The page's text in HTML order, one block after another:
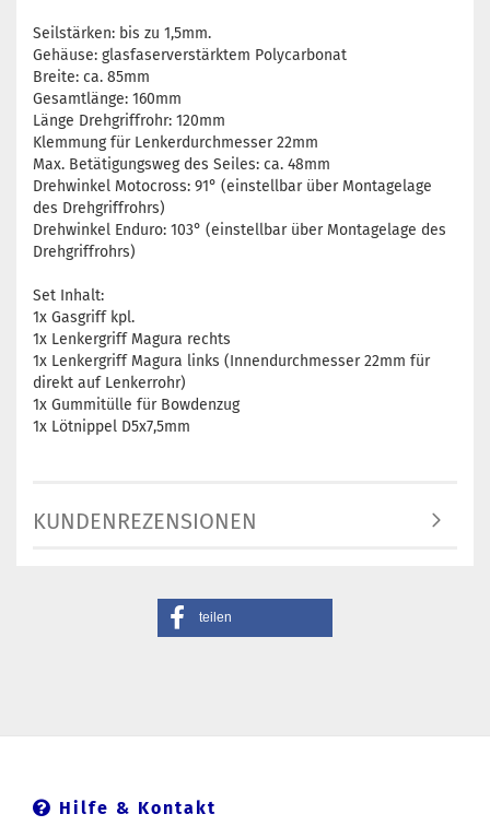
Seilstärken: bis zu 1,5mm.
Gehäuse: glasfaserverstärktem Polycarbonat
Breite: ca. 85mm
Gesamtlänge: 160mm
Länge Drehgriffrohr: 120mm
Klemmung für Lenkerdurchmesser 22mm
Max. Betätigungsweg des Seiles: ca. 48mm
Drehwinkel Motocross: 91° (einstellbar über Montagelage
des Drehgriffrohrs)
Drehwinkel Enduro: 103° (einstellbar über Montagelage des
Drehgriffrohrs)
Set Inhalt:
1x Gasgriff kpl.
1x Lenkergriff Magura rechts
1x Lenkergriff Magura links (Innendurchmesser 22mm für
direkt auf Lenkerrohr)
1x Gummitülle für Bowdenzug
1x Lötnippel D5x7,5mm
KUNDENREZENSIONEN
teilen
Hilfe & Kontakt